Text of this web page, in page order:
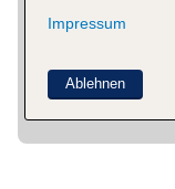
Impressum
Ablehnen